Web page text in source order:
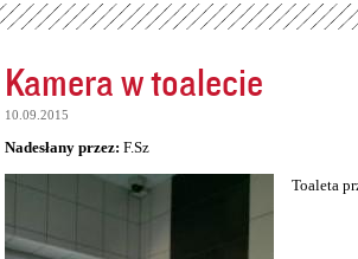
Kamera w toalecie
10.09.2015
Nadesłany przez: F.Sz
Toaleta